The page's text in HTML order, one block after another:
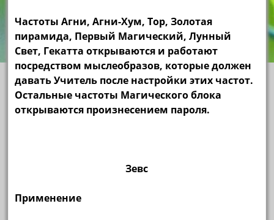
Частоты Агни, Агни-Хум, Тор, Золотая
пирамида, Первый Магический, Лунный
Свет, Гекатта открываются и работают
посредством мыслеобразов, которые должен
давать Учитель после настройки этих частот.
Остальные частоты Магического блока
открываются произнесением пароля.
Зевс
Применение